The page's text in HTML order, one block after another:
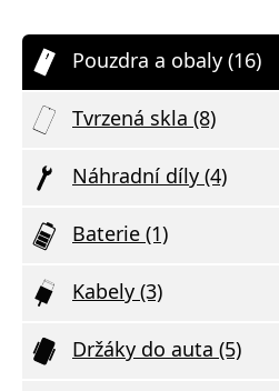
Pouzdra a obaly (16)
Tvrzená skla (8)
Náhradní díly (4)
Baterie (1)
Kabely (3)
Držáky do auta (5)